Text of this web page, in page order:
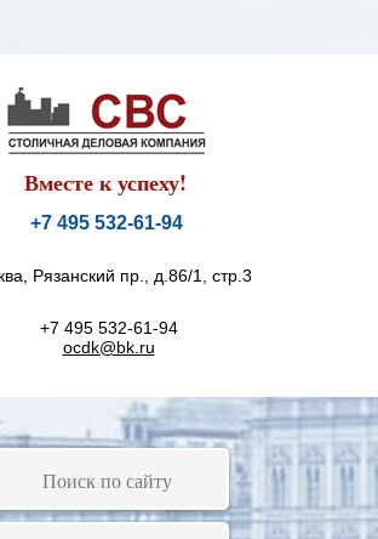
Вместе к успеху!
+7 495 532-61-94
Рязанский пр., д.86/1, стр.3
+7 495 532-61-94
ocdk@bk.ru